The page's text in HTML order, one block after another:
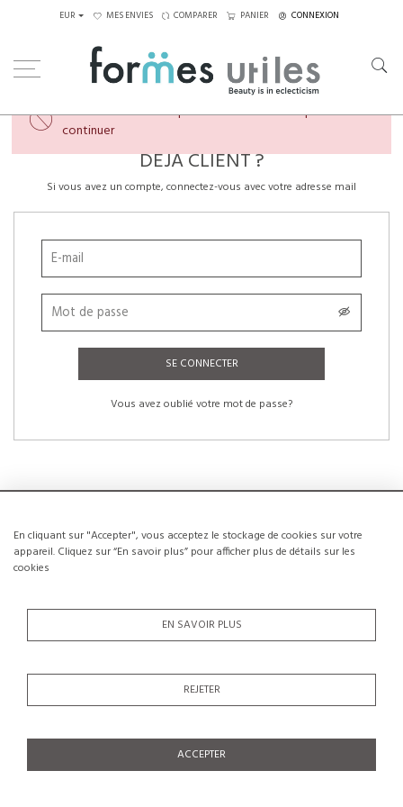
En cliquant sur "Accepter", vous acceptez le stockage de cookies sur votre
appareil. Cliquez sur “En savoir plus” pour afficher plus de détails sur les
cookies
EN SAVOIR PLUS
REJETER
ACCEPTER
EUR MES ENVIES COMPARER PANIER CONNEXION
Veuillez créer un compte ou vous connecter pour
continuer
DÉJÀ CLIENT ?
Si vous avez un compte, connectez-vous avec votre adresse mail
SE CONNECTER
Vous avez oublié votre mot de passe?
NOUVEAUX CLIENTS
La création d’un compte a de nombreux avantages: sauvegarder la liste de vos
CRÉER UN COMPTE